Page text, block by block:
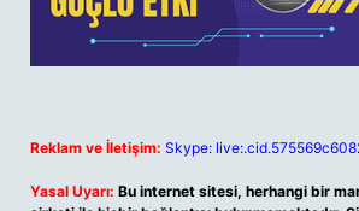
Reklam ve İletişim: Skype:
Yasal Uyarı: Bu internet sitesi, herhangi bir